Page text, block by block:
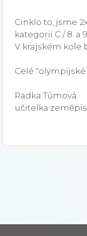
Cinklo to, jsme
kategorii C / 8. a
V krajském kole
Celé "olympijské
Radka Tůmová
učitelka